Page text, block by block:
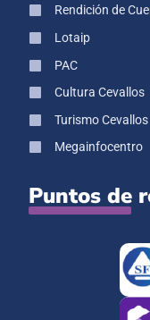
Rendición de
Lotaip
PAC
Cultura Cevallos
Turismo Cevallos
Megainfocentro
Puntos de